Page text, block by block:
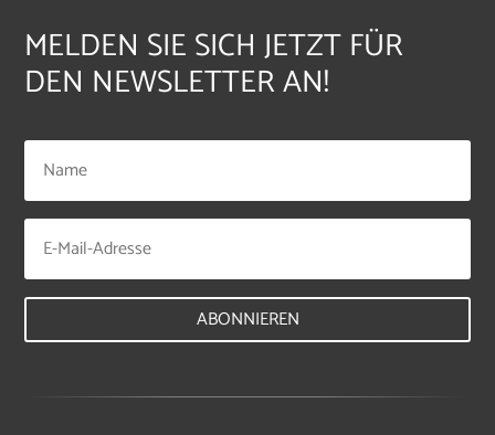
MELDEN SIE SICH JETZT FÜR
DEN NEWSLETTER AN!
ABONNIEREN